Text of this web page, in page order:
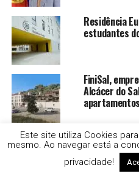
Residência
estudantes
FiniSal,
Alcácer do
apartamentos
Alentejo
se o destino
férias de
Este site utiliza Cookies
mesmo. Ao navegar está a
privacidade!